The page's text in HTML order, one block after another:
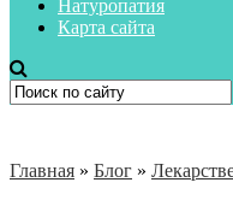
Натуропатия
Карта сайта
Главная » Блог »